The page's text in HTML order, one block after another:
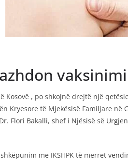
Kosovë , po shkojnë drejtë një
Kryesore të Mjekësisë Familjare
Flori Bakalli, shef i Njësisë së
me IKSHPK të merret